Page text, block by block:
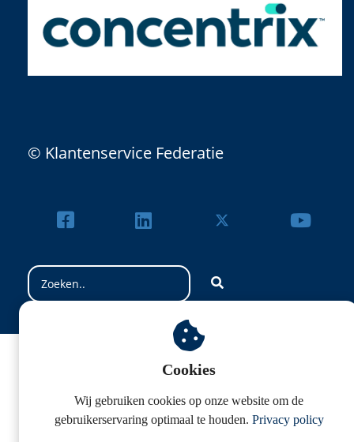
© Klantenservice Federatie
Cookies
Wij gebruiken cookies op onze website om de
gebruikerservaring optimaal te houden. Privacy policy